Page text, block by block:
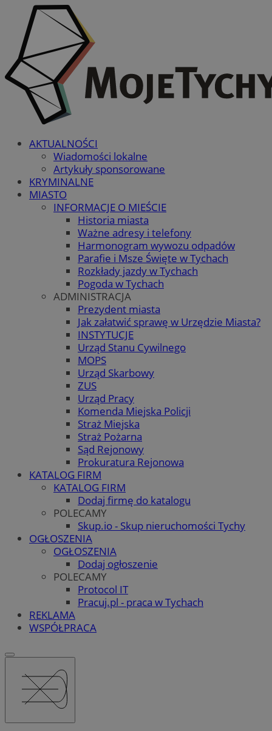
AKTUALNOŚCI
Wiadomości lokalne
Artykuły sponsorowane
KRYMINALNE
MIASTO
INFORMACJE O MIEŚCIE
Historia miasta
Ważne adresy i telefony
Harmonogram wywozu odpadów
Parafie i Msze Święte w Tychach
Rozkłady jazdy w Tychach
Pogoda w Tychach
ADMINISTRACJA
Prezydent miasta
Jak załatwić sprawę w Urzędzie Miasta?
INSTYTUCJE
Urząd Stanu Cywilnego
MOPS
Urząd Skarbowy
ZUS
Urząd Pracy
Komenda Miejska Policji
Straż Miejska
Straż Pożarna
Sąd Rejonowy
Prokuratura Rejonowa
KATALOG FIRM
KATALOG FIRM
Dodaj firmę do katalogu
POLECAMY
Skup.io - Skup nieruchomości Tychy
OGŁOSZENIA
OGŁOSZENIA
Dodaj ogłoszenie
POLECAMY
Protocol IT
Pracuj.pl - praca w Tychach
REKLAMA
WSPÓŁPRACA